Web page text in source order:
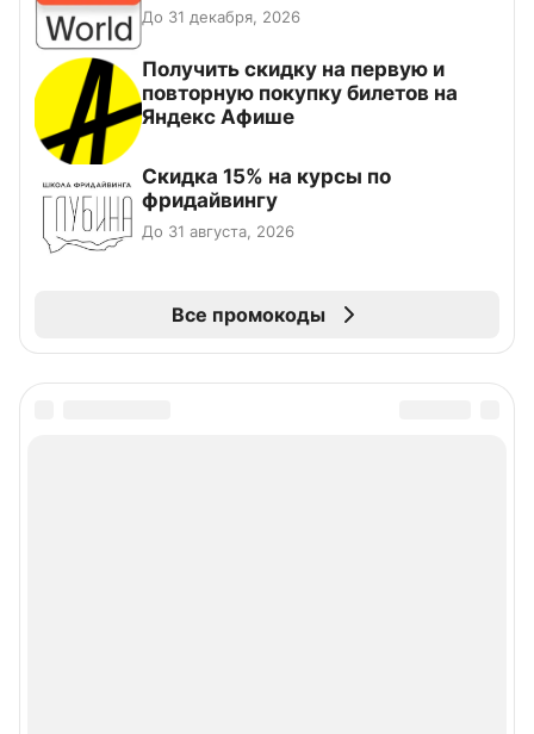
До 31 декабря, 2026
Получить скидку на первую и
повторную покупку билетов на
Яндекс Афише
Скидка 15% на курсы по
фридайвингу
До 31 августа, 2026
Все промокоды